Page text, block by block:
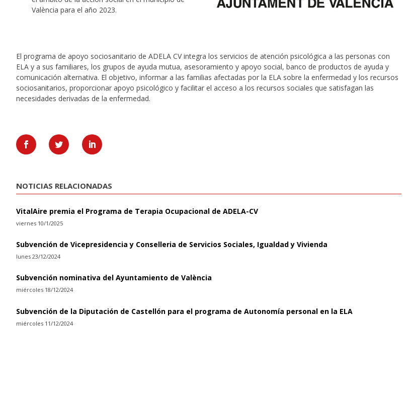
València para el año 2023.
El programa de apoyo sociosanitario de ADELA CV integra los servicios de atención psicológica a las personas con
ELA y a sus familiares, los grupos de ayuda mutua, asesoramiento y apoyo social, banco de productos de ayuda y
comunicación alternativa. El objetivo, informar a las familias afectadas por la ELA sobre la enfermedad y los recursos
sociosanitarios, proporcionar apoyo psicológico y facilitar el acceso a los recursos sociales que satisfagan las
necesidades derivadas de la enfermedad.
NOTICIAS RELACIONADAS
VitalAire premia el Programa de Terapia Ocupacional de ADELA-CV
viernes 10/1/2025
Subvención de Vicepresidencia y Conselleria de Servicios Sociales, Igualdad y Vivienda
lunes 23/12/2024
Subvención nominativa del Ayuntamiento de València
miércoles 18/12/2024
Subvención de la Diputación de Castellón para el programa de Autonomía personal en la ELA
miércoles 11/12/2024